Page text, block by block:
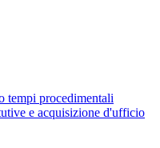
tempi procedimentali
e acquisizione d'ufficio